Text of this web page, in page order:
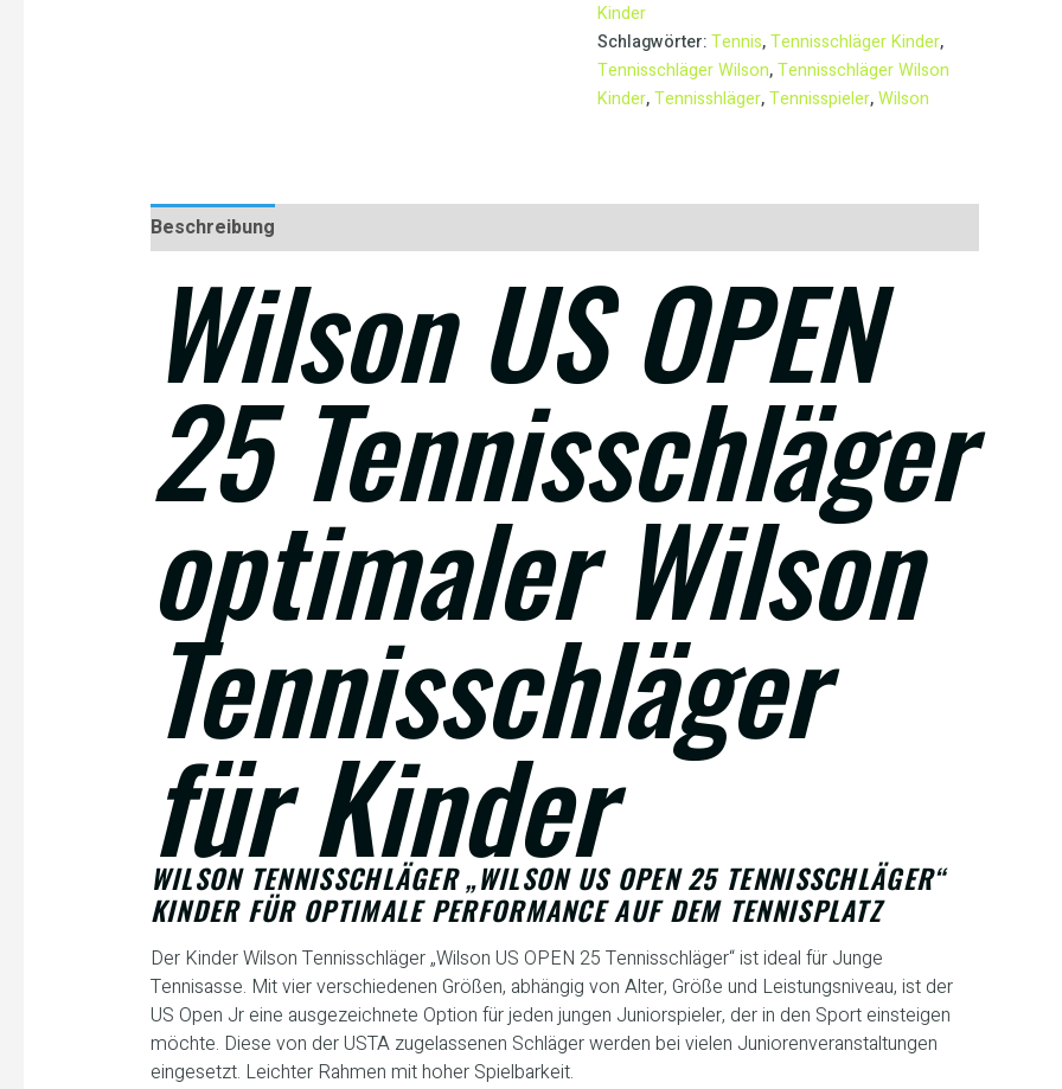
Kinder
Schlagwörter:Tennis,Tennisschläger Kinder,
Tennisschläger Wilson,Tennisschläger Wilson
Kinder,Tennisshläger,Tennisspieler,Wilson
Beschreibung
Wilson US OPEN
25 Tennisschläger
optimaler Wilson
Tennisschläger
für Kinder
WILSON TENNISSCHLÄGER „WILSON US OPEN 25 TENNISSCHLÄGER“
KINDER FÜR OPTIMALE PERFORMANCE AUF DEM TENNISPLATZ
Der Kinder Wilson Tennisschläger „Wilson US OPEN 25 Tennisschläger“ ist ideal für Junge
Tennisasse. Mit vier verschiedenen Größen, abhängig von Alter, Größe und Leistungsniveau, ist der
US Open Jr eine ausgezeichnete Option für jeden jungen Juniorspieler, der in den Sport einsteigen
möchte. Diese von der USTA zugelassenen Schläger werden bei vielen Juniorenveranstaltungen
eingesetzt. Leichter Rahmen mit hoher Spielbarkeit.